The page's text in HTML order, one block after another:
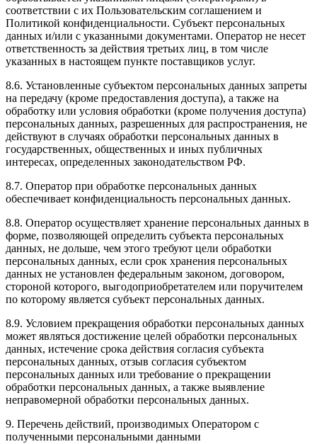
соответствии с их Пользовательским соглашением и
Политикой конфиденциальности. Субъект персональных
данных и/или с указанными документами. Оператор не несет
ответственность за действия третьих лиц, в том числе
указанных в настоящем пункте поставщиков услуг.
8.6. Установленные субъектом персональных данных запреты
на передачу (кроме предоставления доступа), а также на
обработку или условия обработки (кроме получения доступа)
персональных данных, разрешенных для распространения, не
действуют в случаях обработки персональных данных в
государственных, общественных и иных публичных
интересах, определенных законодательством РФ.
8.7. Оператор при обработке персональных данных
обеспечивает конфиденциальность персональных данных.
8.8. Оператор осуществляет хранение персональных данных в
форме, позволяющей определить субъекта персональных
данных, не дольше, чем этого требуют цели обработки
персональных данных, если срок хранения персональных
данных не установлен федеральным законом, договором,
стороной которого, выгодоприобретателем или поручителем
по которому является субъект персональных данных.
8.9. Условием прекращения обработки персональных данных
может являться достижение целей обработки персональных
данных, истечение срока действия согласия субъекта
персональных данных, отзыв согласия субъектом
персональных данных или требование о прекращении
обработки персональных данных, а также выявление
неправомерной обработки персональных данных.
9. Перечень действий, производимых Оператором с
полученными персональными данными